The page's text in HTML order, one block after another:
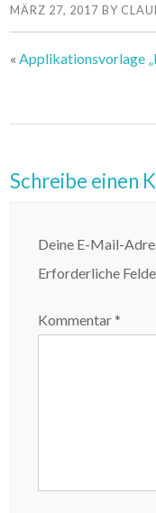
MÄRZ 27, 2017 BY
« Applikationsvorlage
Schreibe einen
Deine E-Mail-
Erforderliche
Kommentar*